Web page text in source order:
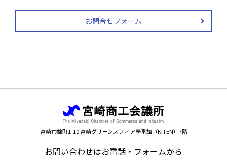
お問合せフォーム
宮崎市錦町1-10 宮崎グリーンスフィア壱番館（KITEN）7階
お問い合わせはお電話・フォームから